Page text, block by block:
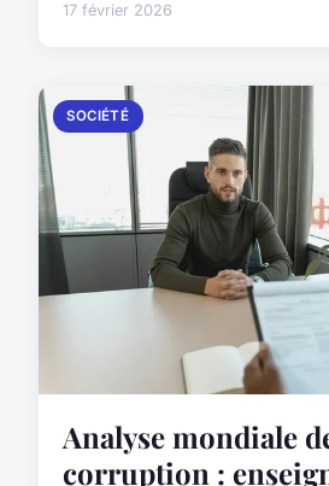
17 février 2026
SOCIÉTÉ
Analyse mondiale
corruption :